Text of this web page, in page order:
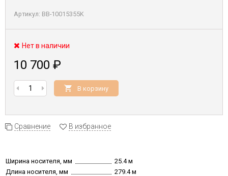
Артикул: BB-10015355K
Нет в наличии
10 700 ₽
В корзину
Сравнение В избранное
Ширина носителя, мм
25.4 м
Длина носителя, мм
279.4 м